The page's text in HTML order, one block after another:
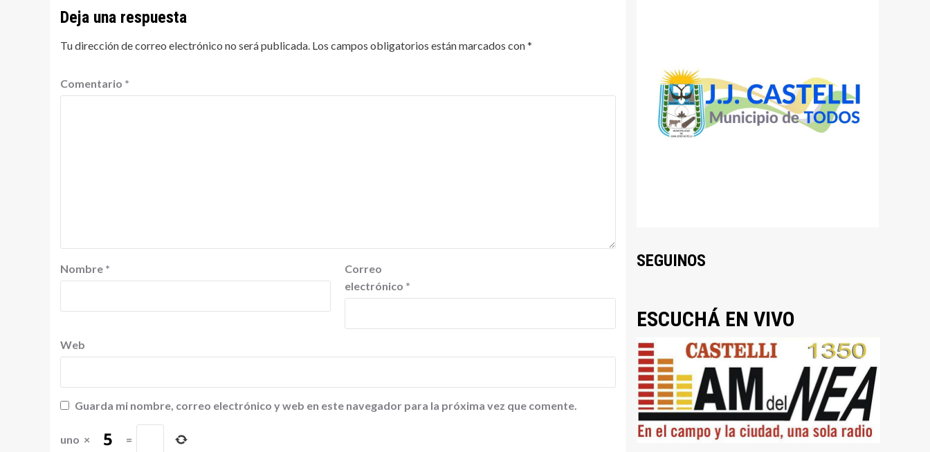
Deja una respuesta
Tu dirección de correo electrónico no será publicada. Los campos obligatorios están marcados con*
Comentario *
Nombre *
Correo
electrónico *
Web
Guarda mi nombre, correo electrónico y web en este navegador para la próxima vez que comente.
uno × =
SEGUINOS
ESCUCHÁ EN VIVO